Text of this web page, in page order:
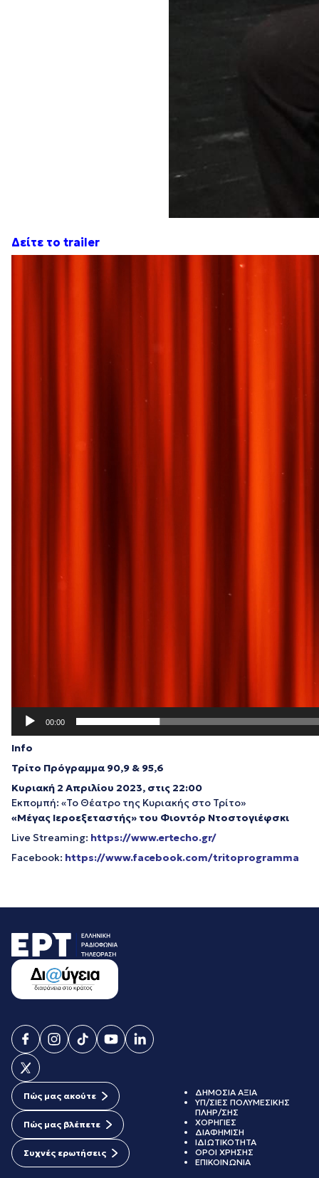
Δείτε το trailer
00:00
Info
Τρίτο Πρόγραμμα 90,9 & 95,6
Κυριακή 2 Απριλίου 2023, στις 22:00
Εκπομπή: «Το Θέατρο της Κυριακής στο Τρίτο»
«Μέγας Ιεροεξεταστής» του Φιοντόρ Ντοστογιέφσκι
Live Streaming: https://www.ertecho.gr/
Facebook: https://www.facebook.com/tritoprogramma
Πώς μας ακούτε
Πώς μας βλέπετε
Συχνές ερωτήσεις
ΔΗΜΟΣΙΑ ΑΞΙΑ
ΥΠ/ΣΙΕΣ ΠΟΛΥΜΕΣΙΚΗΣ
ΠΛΗΡ/ΣΗΣ
ΧΟΡΗΓΙΕΣ
ΔΙΑΦΗΜΙΣΗ
ΙΔΙΩΤΙΚΟΤΗΤΑ
ΟΡΟΙ ΧΡΗΣΗΣ
ΕΠΙΚΟΙΝΩΝΙΑ